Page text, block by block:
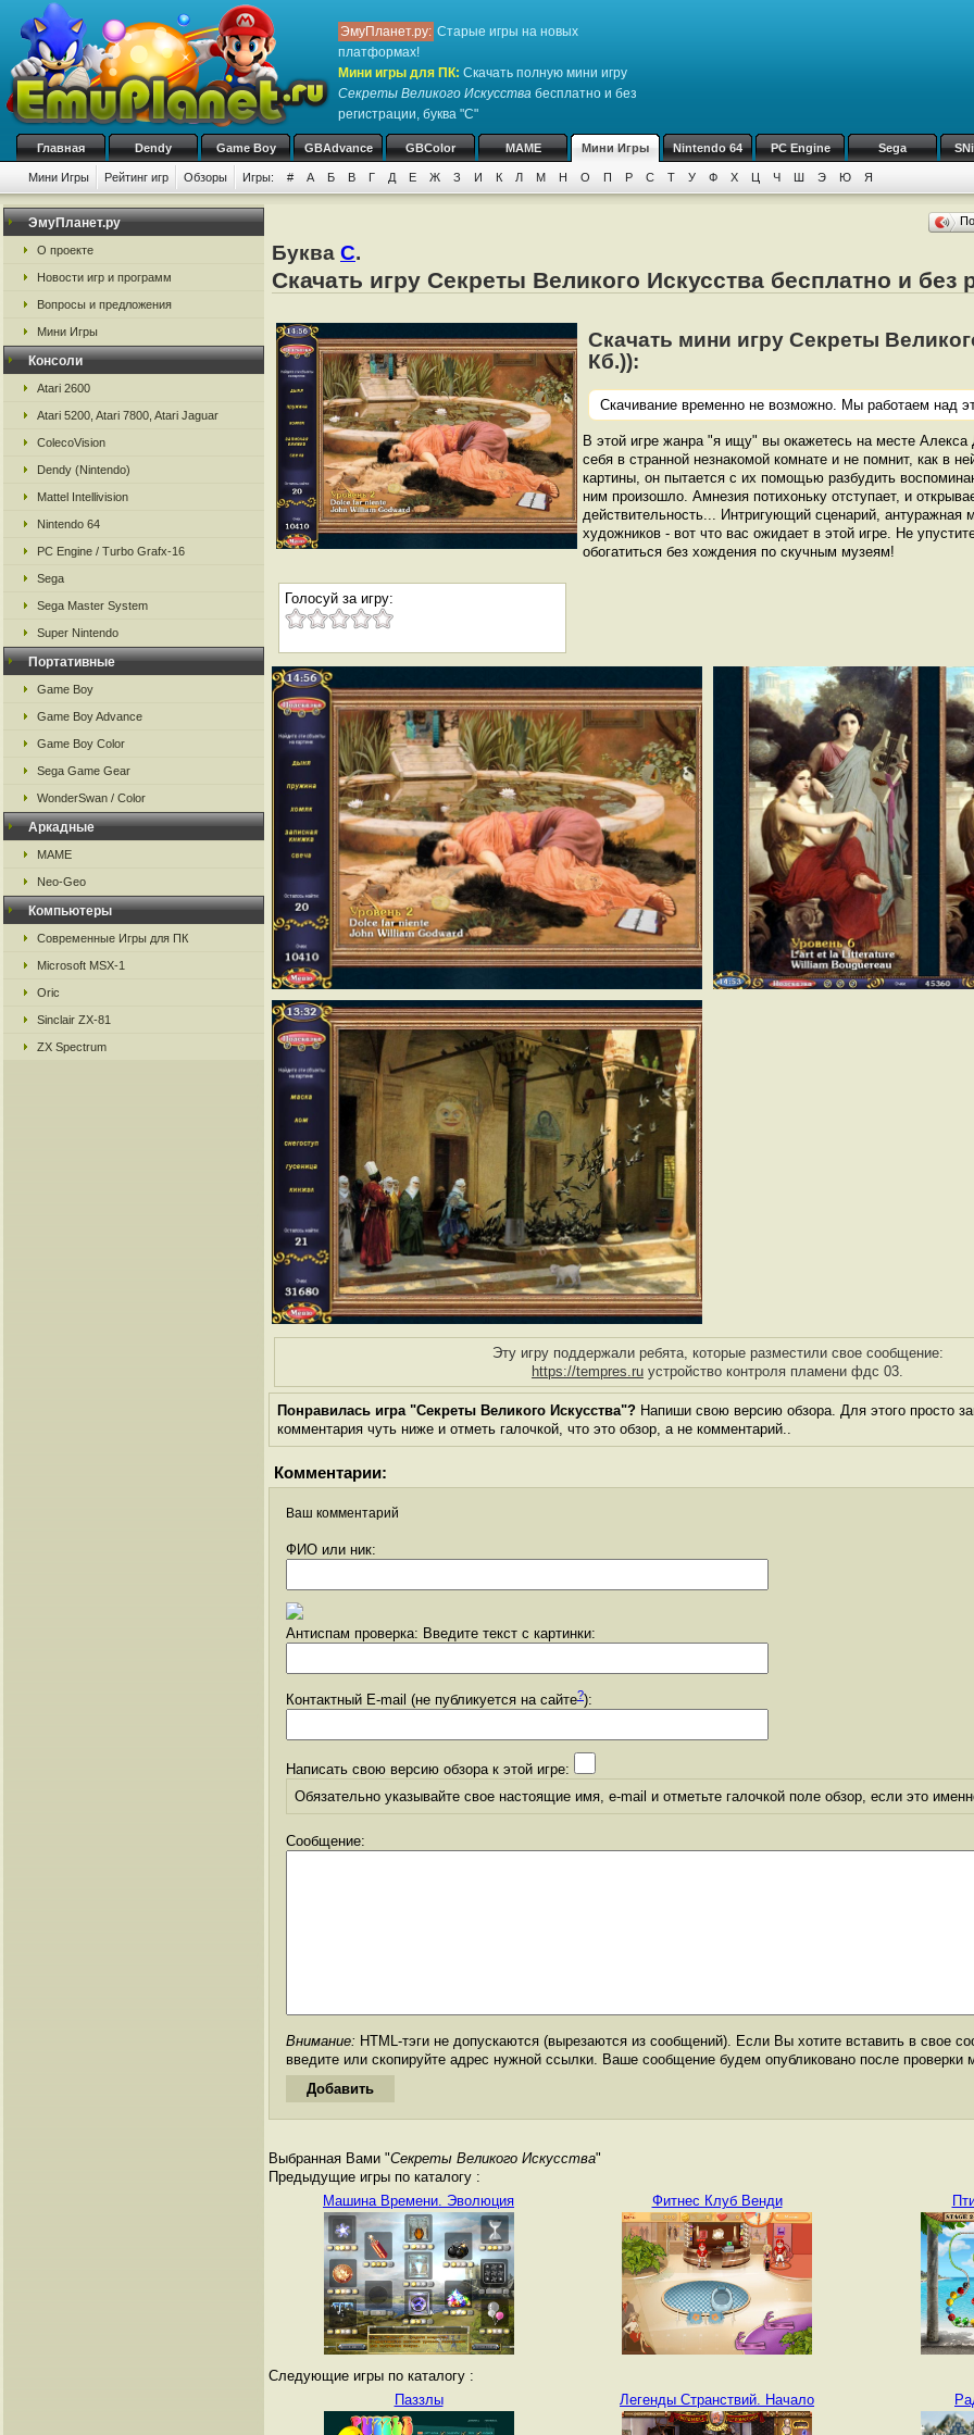
ЭмуПланет.ру: Старые игры на новых
платформах!
Мини игры для ПК: Скачать полную мини игру
Секреты Великого Искусства бесплатно и без
регистрации, буква "С"
Главная Dendy Game Boy GBAdvance GBColor MAME Мини Игры Nintendo 64 PC Engine Sega
Мини Игры Рейтинг игр Обзоры Игры: # А Б В Г Д Е Ж З И К Л М Н О П Р С Т У Ф Х Ц Ч Ш Э Ю Я
ЭмуПланет.ру
О проекте
Новости игр и программ
Вопросы и предложения
Мини Игры
Консоли
Atari 2600
Atari 5200, Atari 7800, Atari Jaguar
ColecoVision
Dendy (Nintendo)
Mattel Intellivision
Nintendo 64
PC Engine / Turbo Grafx-16
Sega
Sega Master System
Super Nintendo
Портативные
Game Boy
Game Boy Advance
Game Boy Color
Sega Game Gear
WonderSwan / Color
Аркадные
MAME
Neo-Geo
Компьютеры
Современные Игры для ПК
Microsoft MSX-1
Oric
Sinclair ZX-81
ZX Spectrum
Буква С.
Скачать игру Секреты Великого Искусства бесплатно и без
Голосуй за игру:
Скачать мини игру Секреты
Кб.)):
Скачивание временно не возможно. Мы работаем над
В этой игре жанра "я ищу" вы окажетесь на месте
себя в странной незнакомой комнате и не помнит, как в
картины, он пытается с их помощью разбудить
ним произошло. Амнезия потихоньку отступает, и
действительность... Интригующий сценарий, антуражная
художников - вот что вас ожидает в этой игре. Не
обогатиться без хождения по скучным музеям!
Эту игру поддержали ребята, которые разместили свое сообщение:
https://tempres.ru устройство контроля пламени фдс 03.
Понравилась игра "Секреты Великого Искусства"? Напиши свою версию обзора. Для этого просто
комментария чуть ниже и отметь галочкой, что это обзор, а не комментарий..
Комментарии:
Ваш комментарий
ФИО или ник:
Антиспам проверка: Введите текст с картинки:
Контактный E-mail (не публикуется на сайте?):
Написать свою версию обзора к этой игре:
Обязательно указывайте свое настоящие имя, e-mail и отметьте галочкой поле обзор, если это
Сообщение:
Внимание: HTML-тэги не допускаются (вырезаются из сообщений). Если Вы хотите вставить в свое
введите или скопируйте адрес нужной ссылки. Ваше сообщение будем опубликовано после проверки
Выбранная Вами "Секреты Великого Искусства"
Предыдущие игры по каталогу :
Машина Времени. Эволюция
Фитнес Клуб Венди
Следующие игры по каталогу :
Паззлы
Легенды Странствий. Начало